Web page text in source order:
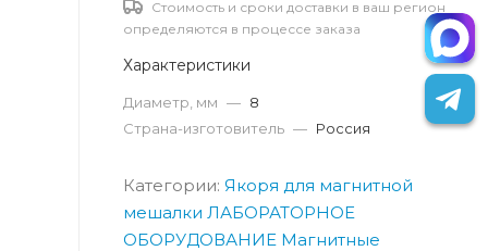
Стоимость и сроки доставки в ваш регион
определяются в процессе заказа
Характеристики
Диаметр, мм — 8
Страна-изготовитель — Россия
Категории: Якоря для магнитной
мешалки ЛАБОРАТОРНОЕ
ОБОРУДОВАНИЕ Магнитные